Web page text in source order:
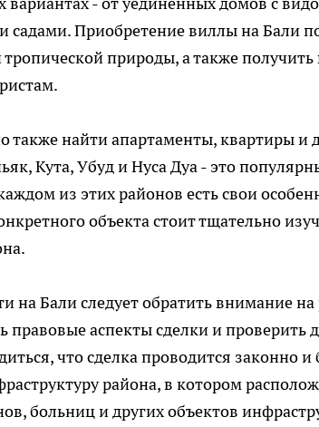
садами. Приобретение виллы на Бали
природы, а также получить
также найти апартаменты, квартиры и
Кута, Убуд и Нуса Дуа - это
из этих районов есть свои
объекта стоит тщательно
на Бали следует обратить внимание
правовые аспекты сделки и проверить
что сделка проводится законно и
района, в котором
больниц и других объектов